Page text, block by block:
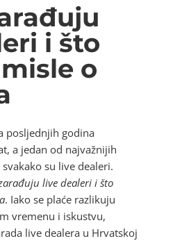
i što
o
posljednjih godina
a jedan od najvažnijih
su live dealeri.
live dealeri i što
. Iako se plaće razlikuju
vremenu i iskustvu,
live dealera u Hrvatskoj